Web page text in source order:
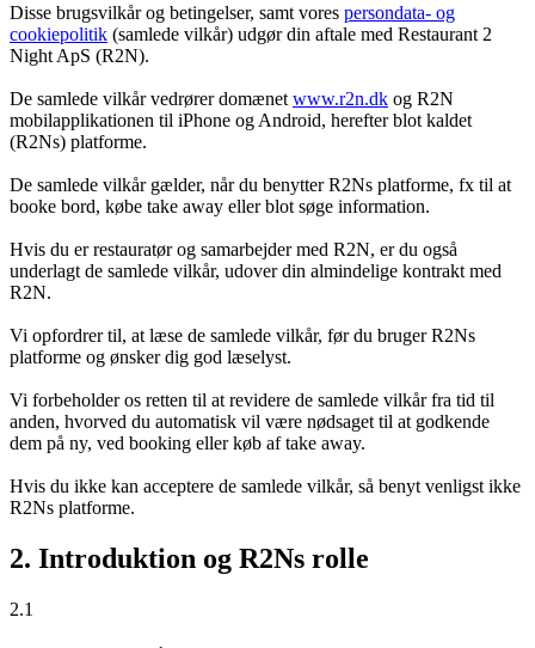
Disse brugsvilkår og betingelser, samt vores persondata- og
cookiepolitik (samlede vilkår) udgør din aftale med Restaurant 2
Night ApS (R2N).
De samlede vilkår vedrører domænet www.r2n.dk og R2N
mobilapplikationen til iPhone og Android, herefter blot kaldet
(R2Ns) platforme.
De samlede vilkår gælder, når du benytter R2Ns platforme, fx til at
booke bord, købe take away eller blot søge information.
Hvis du er restauratør og samarbejder med R2N, er du også
underlagt de samlede vilkår, udover din almindelige kontrakt med
R2N.
Vi opfordrer til, at læse de samlede vilkår, før du bruger R2Ns
platforme og ønsker dig god læselyst.
Vi forbeholder os retten til at revidere de samlede vilkår fra tid til
anden, hvorved du automatisk vil være nødsaget til at godkende
dem på ny, ved booking eller køb af take away.
Hvis du ikke kan acceptere de samlede vilkår, så benyt venligst ikke
R2Ns platforme.
2. Introduktion og R2Ns rolle
2.1